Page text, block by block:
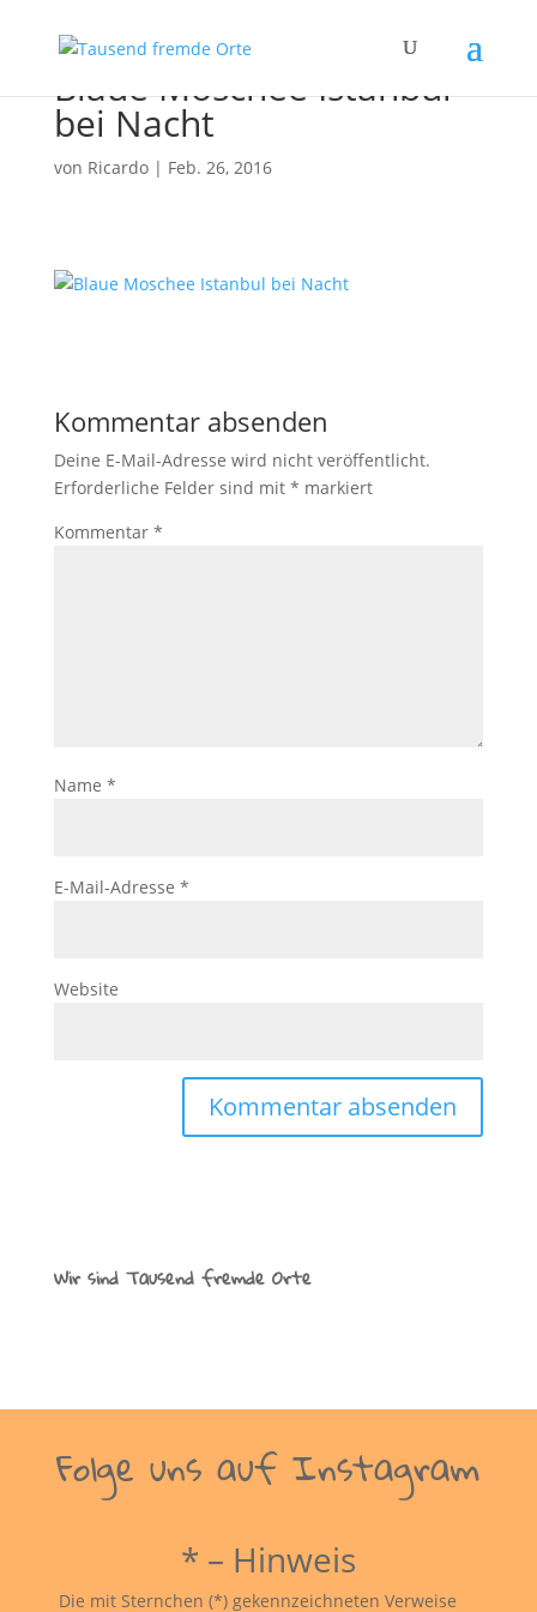
Blaue Moschee Istanbul
bei Nacht
von Ricardo| Feb. 26, 2016
Kommentar absenden
Deine E-Mail-Adresse wird nicht veröffentlicht.
Erforderliche Felder sind mit * markiert
Kommentar *
Name *
E-Mail-Adresse *
Website
Wir sind Tausend fremde Orte
Folge uns auf Instagram
* – Hinweis
Die mit Sternchen (*) gekennzeichneten Verweise